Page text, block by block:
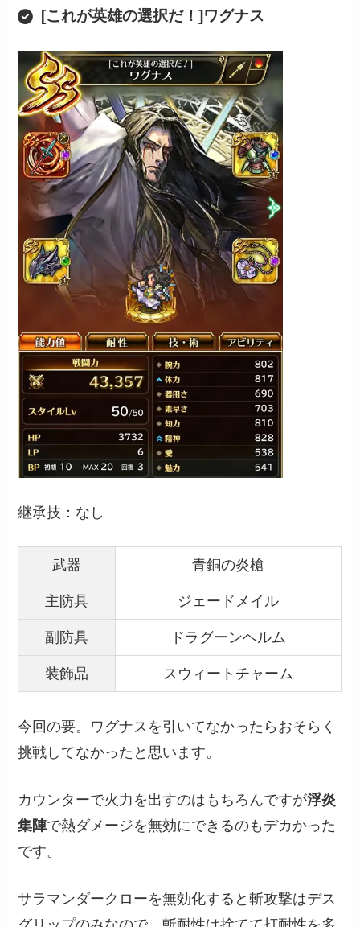
[これが英雄の選択だ！]ワグナス
継承技：なし
武器 青銅の炎槍
主防具 ジェードメイル
副防具 ドラグーンヘルム
装飾品 スウィートチャーム
今回の要。ワグナスを引いてなかったらおそらく
挑戦してなかったと思います。
カウンターで火力を出すのはもちろんですが浮炎
集陣で熱ダメージを無効にできるのもデカかった
です。
サラマンダークローを無効化すると斬攻撃はデス